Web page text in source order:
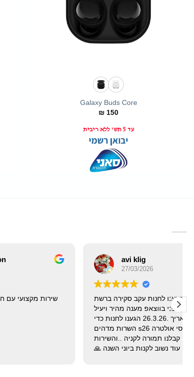
Galaxy Buds Core
₪ 150
עד 5 תש' ללא ריבית
avi klig
27/03/2026
הגענו לחנות עקב סקירה ברשת
קבלתי הסבר לפני בווצאפ מענה מהיר ויעיל
אחריות יצרן קבלנו תמורה לקניה ..והשירות
מקסים אנחנו עוד נשוב לקנות ביוני השנה 🙏